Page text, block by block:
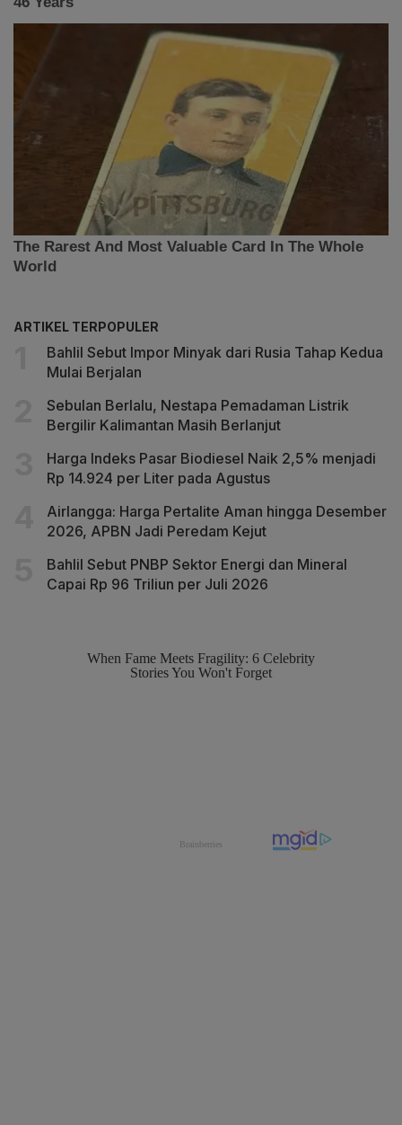
ARTIKEL TERPOPULER
Bahlil Sebut Impor Minyak dari Rusia Tahap Kedua
Mulai Berjalan
Sebulan Berlalu, Nestapa Pemadaman Listrik
Bergilir Kalimantan Masih Berlanjut
Harga Indeks Pasar Biodiesel Naik 2,5% menjadi
Rp 14.924 per Liter pada Agustus
Airlangga: Harga Pertalite Aman hingga Desember
2026, APBN Jadi Peredam Kejut
Bahlil Sebut PNBP Sektor Energi dan Mineral
Capai Rp 96 Triliun per Juli 2026